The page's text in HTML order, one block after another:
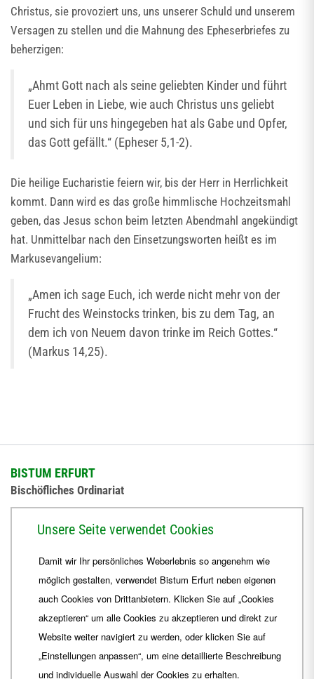
Christus, sie provoziert uns, uns unserer Schuld und unserem
Versagen zu stellen und die Mahnung des Epheserbriefes zu
beherzigen:
„Ahmt Gott nach als seine geliebten Kinder und führt
Euer Leben in Liebe, wie auch Christus uns geliebt
und sich für uns hingegeben hat als Gabe und Opfer,
das Gott gefällt.“ (Epheser 5,1-2).
Die heilige Eucharistie feiern wir, bis der Herr in Herrlichkeit
kommt. Dann wird es das große himmlische Hochzeitsmahl
geben, das Jesus schon beim letzten Abendmahl angekündigt
hat. Unmittelbar nach den Einsetzungsworten heißt es im
Markusevangelium:
„Amen ich sage Euch, ich werde nicht mehr von der
Frucht des Weinstocks trinken, bis zu dem Tag, an
dem ich von Neuem davon trinke im Reich Gottes.“
(Markus 14,25).
BISTUM ERFURT
Bischöfliches Ordinariat
+49 361 6572-444
ordinariat Bistum-Erfurt.de
Unsere Seite verwendet Cookies
Damit wir Ihr persönliches Weberlebnis so angenehm wie
möglich gestalten, verwendet Bistum Erfurt neben eigenen
auch Cookies von Drittanbietern. Klicken Sie auf „Cookies
akzeptieren“ um alle Cookies zu akzeptieren und direkt zur
Website weiter navigiert zu werden, oder klicken Sie auf
„Einstellungen anpassen“, um eine detaillierte Beschreibung
und individuelle Auswahl der Cookies zu erhalten.